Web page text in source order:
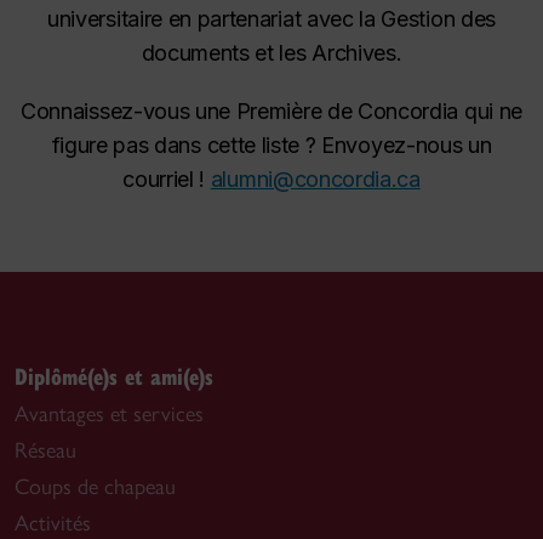
universitaire en partenariat avec la Gestion des
documents et les Archives.
Connaissez-vous une Première de Concordia qui ne
figure pas dans cette liste ? Envoyez-nous un
courriel ! alumni@concordia.ca
Diplômé(e)s et ami(e)s
Avantages et services
Réseau
Coups de chapeau
Activités